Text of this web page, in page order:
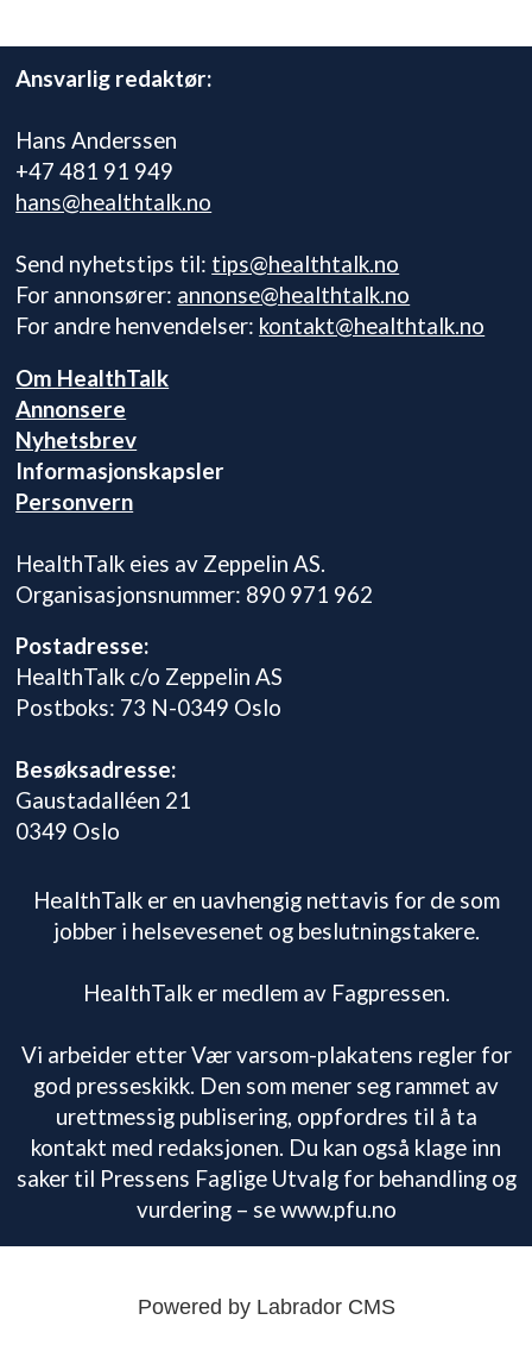
Ansvarlig redaktør:
Hans Anderssen
+47 481 91 949
hans@healthtalk.no
Send nyhetstips til: tips@healthtalk.no
For annonsører: annonse@healthtalk.no
For andre henvendelser: kontakt@healthtalk.no
Om HealthTalk
Annonsere
Nyhetsbrev
Informasjonskapsler
Personvern
HealthTalk eies av Zeppelin AS.
Organisasjonsnummer: 890 971 962
Postadresse:
HealthTalk c/o Zeppelin AS
Postboks: 73 N-0349 Oslo
Besøksadresse:
Gaustadalléen 21
0349 Oslo
HealthTalk er en uavhengig nettavis for de som
jobber i helsevesenet og beslutningstakere.
HealthTalk er medlem av Fagpressen.
Vi arbeider etter Vær varsom-plakatens regler for
god presseskikk. Den som mener seg rammet av
urettmessig publisering, oppfordres til å ta
kontakt med redaksjonen. Du kan også klage inn
saker til Pressens Faglige Utvalg for behandling og
vurdering – se www.pfu.no
Powered by Labrador CMS